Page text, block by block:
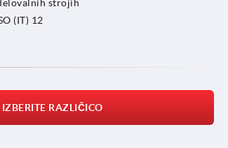
strojih
(IT) 12
IZBERITE RAZLIČICO